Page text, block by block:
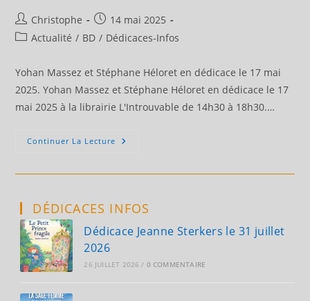
Auteur/autrice
de
Christophe
Publication
publiée :
14 mai 2025
PostActualité / BD / Dédicaces-Infos
Yohan Massez et Stéphane Héloret en dédicace le 17 mai
2025. Yohan Massez et Stéphane Héloret en dédicace le 17
mai 2025 à la librairie L'Introuvable de 14h30 à 18h30.…
Continuer La Lecture Yohan
Le
Mai
2025
DÉDICACES INFOS
Dédicace Jeanne Sterkers le 31 juillet
2026
26 JUILLET 2026 / 0 COMMENTAIRE